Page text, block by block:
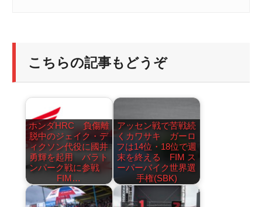
こちらの記事もどうぞ
ホンダHRC 負傷離
脱中のジェイク・デ
ィクソン代役に國井
勇輝を起用 バラト
ンパーク戦に参戦
FIM…
アッセン戦で苦戦続
くカワサキ ガーロ
フは14位・18位で週
末を終える FIM ス
ーパーバイク世界選
手権(SBK)